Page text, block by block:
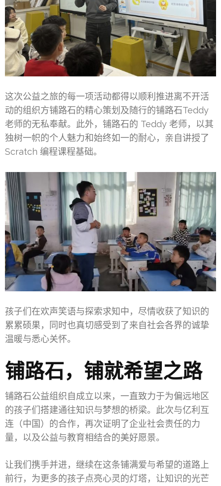
这次公益之旅的每一项活动都得以顺利推进离不开活
动的组织方铺路石的精心策划及随行的铺路石Teddy
老师的无私奉献。此外，铺路石的 Teddy 老师，以其
独树一帜的个人魅力和始终如一的耐心，亲自讲授了
Scratch 编程课程基础。
孩子们在欢声笑语与探索求知中，尽情收获了知识的
累累硕果，同时也真切感受到了来自社会各界的诚挚
温暖与悉心关怀。
铺路石，铺就希望之路
铺路石公益组织自成立以来，一直致力于为偏远地区
的孩子们搭建通往知识与梦想的桥梁。此次与亿利互
连（中国）的合作，再次证明了企业社会责任的力
量，以及公益与教育相结合的美好愿景。
让我们携手并进，继续在这条铺满爱与希望的道路上
前行，为更多的孩子点亮心灵的灯塔，让知识的光芒